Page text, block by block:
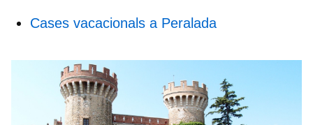
Cases vacacionals a Peralada